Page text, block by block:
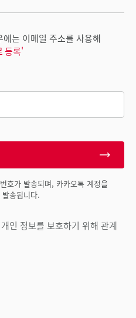
는 이메일 주소를 사용해
등록'
호가 발송되며, 카카오톡 계정을
송됩니다.
인 정보를 보호하기 위해 관계